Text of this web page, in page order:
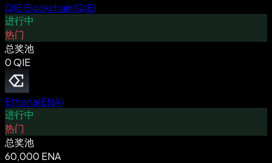
QIE Blockchain(QIE)
进行中
热门
总奖池
0 QIE
Ethena(ENA)
进行中
热门
总奖池
60,000 ENA